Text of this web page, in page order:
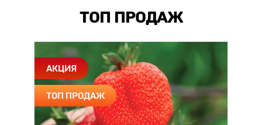
ТОП ПРОДАЖ
АКЦИЯ
ТОП ПРОДАЖ